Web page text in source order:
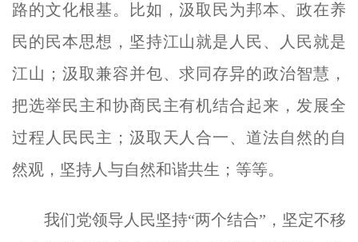
路的文化根基。比如，汲取民为邦本、政在养
民的民本思想，坚持江山就是人民、人民就是
江山；汲取兼容并包、求同存异的政治智慧，
把选举民主和协商民主有机结合起来，发展全
过程人民民主；汲取天人合一、道法自然的自
然观，坚持人与自然和谐共生；等等。
我们党领导人民坚持“两个结合”，坚定不移